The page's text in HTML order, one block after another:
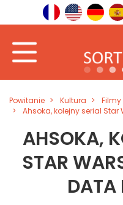
Powitanie Kultura
Filmy
Ahsoka, kolejny serial
AHSOKA,
STAR
DATA